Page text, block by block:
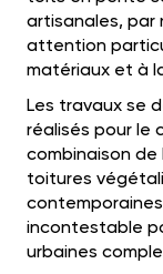
artisanales, par
attention
matériaux et à
Les travaux se
réalisés pour le
combinaison
toitures
incontestable
urbaines